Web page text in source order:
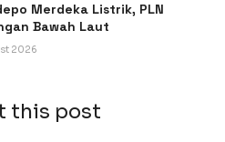
Merdeka Listrik, PLN
Bawah Laut
2026
this post